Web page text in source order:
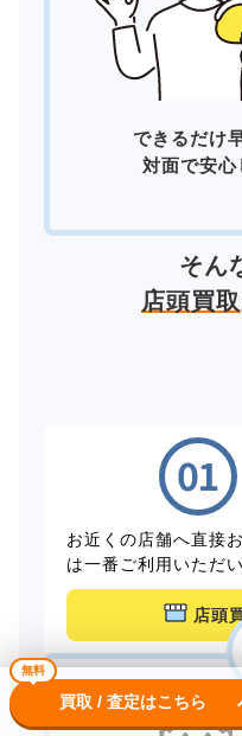
できるだけ
対面で安心
そん
店頭買取
お近くの店舗へ直接
は一番ご利用いただ
店頭
無料
買取 / 査定はこちら